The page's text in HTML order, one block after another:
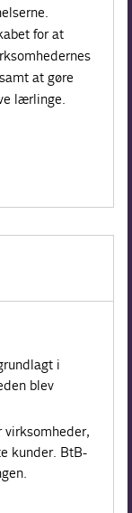
for at
at gøre
lærlinge.
i
blev
virksomheder,
kunder. BtB-